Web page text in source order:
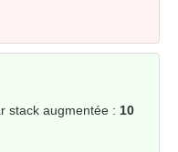
stack augmentée : 10